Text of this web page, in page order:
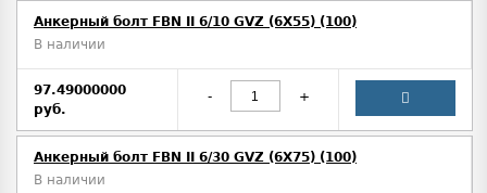
Анкерный болт FBN II 6/10 GVZ (6X55) (100)
В наличии
97.49000000
руб.
- +
Анкерный болт FBN II 6/30 GVZ (6X75) (100)
В наличии